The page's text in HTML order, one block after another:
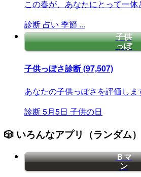
この春が、あなたにとって一
診断 占い 季節 ...
子供
っぽ
子供っぽさ診断(97,507)
あなたの子供っぽさを評価しま
診断5月5日 子供の日
🎲 いろんなアプリ（ランダム）
Ｂマ
ン